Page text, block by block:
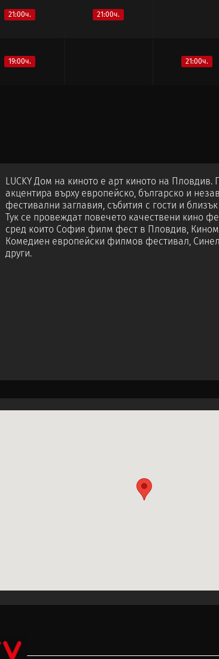
21:00ч. 21:00ч.
19:00ч. 21:00ч.
LUCKY Дом на киното е арт киното на Пловдив.
акцентира върху европейско, българско и
фестивални заглавия, събития с гости и близък
Тук се провеждат повечето качествени кино
сред които София филм фест в Пловдив,
Комедиен европейски филмов фестивал,
други.